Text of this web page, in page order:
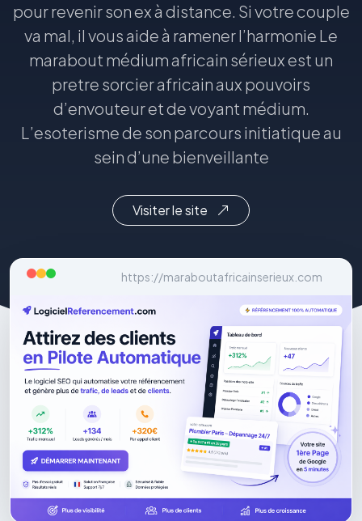
pour revenir son ex à distance. Si votre couple
va mal, il vous aide à ramener l’harmonie Le
marabout médium africain sérieux est un
pretre sorcier africain aux pouvoirs
d’envouteur et de voyant médium.
L’esoterisme de son parcours initiatique au
sein d’une bienveillante
Visiter le site
https://maraboutafricainserieux.com